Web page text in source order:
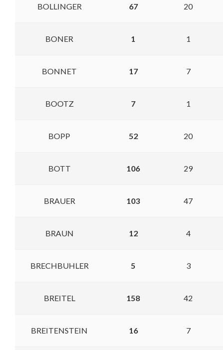
BOLLINGER 67 20
BONER 1 1
BONNET 17 7
BOOTZ 7 1
BOPP 52 20
BOTT 106 29
BRAUER 103 47
BRAUN 12 4
BRECHBUHLER 5 3
BREITEL 158 42
BREITENSTEIN 16 7